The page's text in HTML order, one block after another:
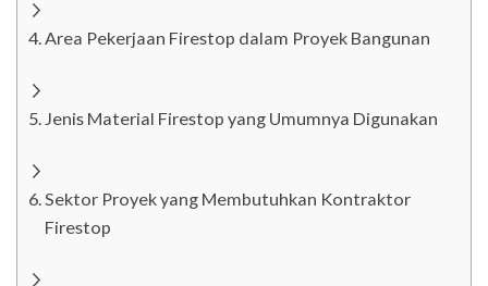
Area Pekerjaan Firestop dalam Proyek Bangunan
Jenis Material Firestop yang Umumnya Digunakan
Sektor Proyek yang Membutuhkan Kontraktor
Firestop